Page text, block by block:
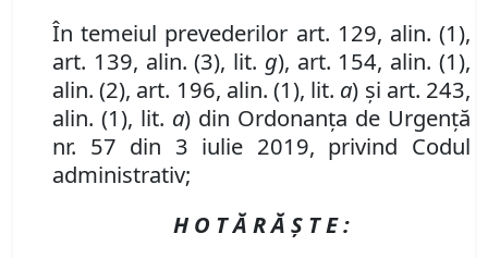
În temeiul prevederilor art. 129, alin. (1),
art. 139, alin. (3), lit. g), art. 154, alin. (1),
alin. (2), art. 196, alin.(1), lit. a) și art. 243,
alin. (1), lit. a) din Ordonanța de Urgență
nr. 57 din 3 iulie 2019, privind Codul
administrativ;
H O T Ă R Ă Ş T E :